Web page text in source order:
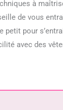
à
de vous
pour
avec des